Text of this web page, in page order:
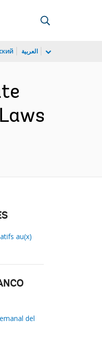
العربية
au(x)
del